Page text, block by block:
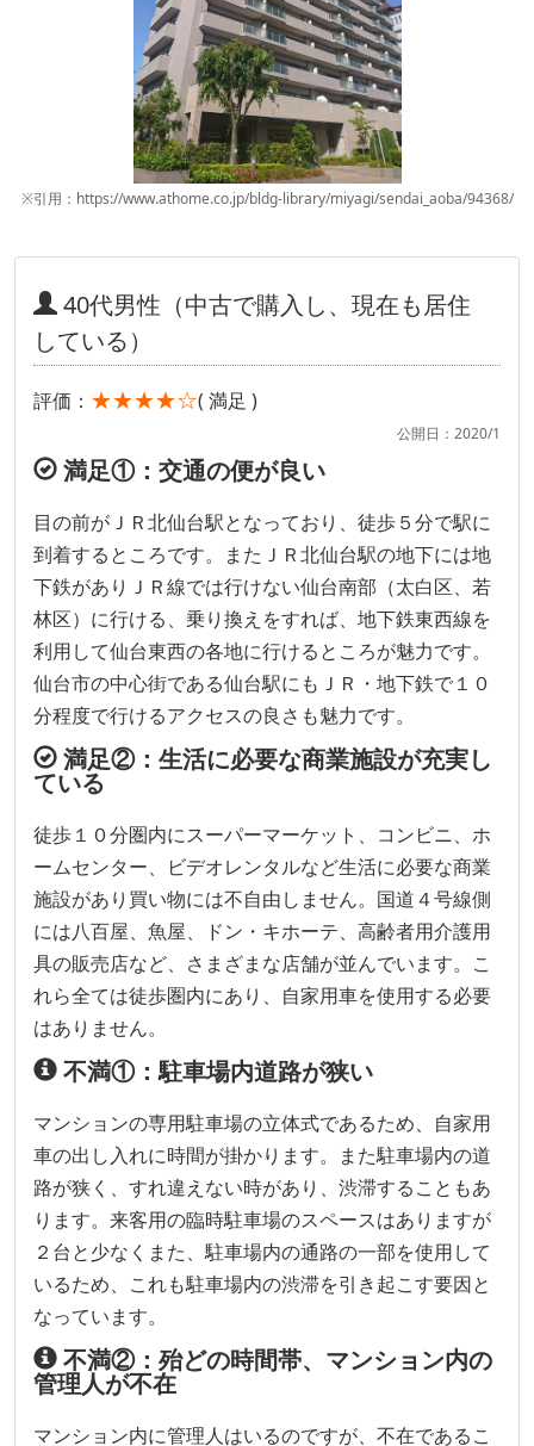
※引用：https://www.athome.co.jp/bldg-library/miyagi/sendai_aoba/94368/
40代男性（中古で購入し、現在も居住
している）
評価： ★★★★☆( 満足 )
公開日：2020/1
満足①：交通の便が良い
目の前がＪＲ北仙台駅となっており、徒歩５分で駅に
到着するところです。またＪＲ北仙台駅の地下には地
下鉄がありＪＲ線では行けない仙台南部（太白区、若
林区）に行ける、乗り換えをすれば、地下鉄東西線を
利用して仙台東西の各地に行けるところが魅力です。
仙台市の中心街である仙台駅にもＪＲ・地下鉄で１０
分程度で行けるアクセスの良さも魅力です。
満足②：生活に必要な商業施設が充実し
ている
徒歩１０分圏内にスーパーマーケット、コンビニ、ホ
ームセンター、ビデオレンタルなど生活に必要な商業
施設があり買い物には不自由しません。国道４号線側
には八百屋、魚屋、ドン・キホーテ、高齢者用介護用
具の販売店など、さまざまな店舗が並んでいます。こ
れら全ては徒歩圏内にあり、自家用車を使用する必要
はありません。
不満①：駐車場内道路が狭い
マンションの専用駐車場の立体式であるため、自家用
車の出し入れに時間が掛かります。また駐車場内の道
路が狭く、すれ違えない時があり、渋滞することもあ
ります。来客用の臨時駐車場のスペースはありますが
２台と少なくまた、駐車場内の通路の一部を使用して
いるため、これも駐車場内の渋滞を引き起こす要因と
なっています。
不満②：殆どの時間帯、マンション内の
管理人が不在
マンション内に管理人はいるのですが、不在であるこ